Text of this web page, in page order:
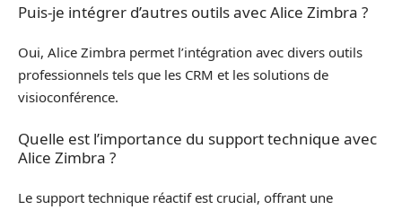
Puis-je intégrer d’autres outils avec Alice Zimbra ?
Oui, Alice Zimbra permet l’intégration avec divers outils
professionnels tels que les CRM et les solutions de
visioconférence.
Quelle est l’importance du support technique avec
Alice Zimbra ?
Le support technique réactif est crucial, offrant une